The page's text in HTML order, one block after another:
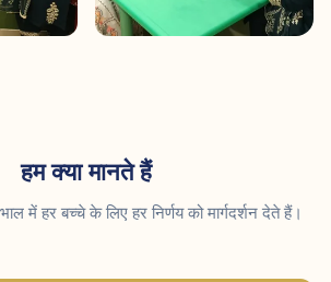
हम क्या मानते हैं
में हर बच्चे के लिए हर निर्णय को मार्गदर्शन देते हैं।